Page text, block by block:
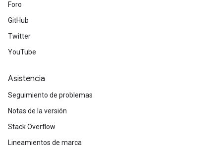
Foro
GitHub
Twitter
YouTube
Asistencia
Seguimiento de problemas
Notas de la versión
Stack Overflow
Lineamientos de marca